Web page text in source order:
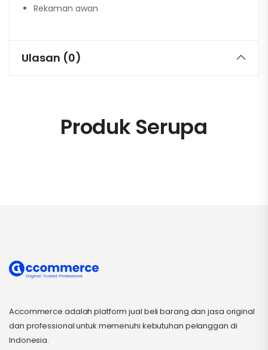
Rekaman awan
Ulasan (0)
Produk Serupa
Accommerce adalah platform jual beli barang dan jasa original
dan professional untuk memenuhi kebutuhan pelanggan di
Indonesia.